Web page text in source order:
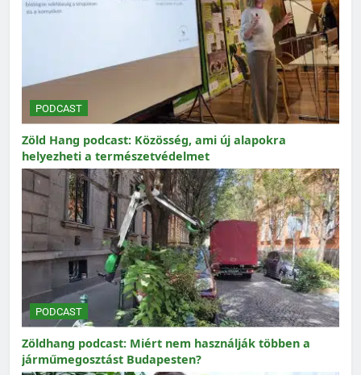
PODCAST
Zöld Hang podcast: Közösség, ami új alapokra
helyezheti a természetvédelmet
PODCAST
Zöldhang podcast: Miért nem használják többen a
járműmegosztást Budapesten?